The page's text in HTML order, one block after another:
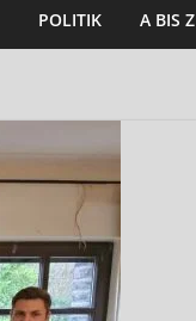
POLITIK A BIS Z